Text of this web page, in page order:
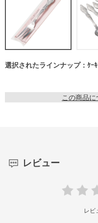
選択されたラインナップ：ｹｰｷ
この商品
レビュー
レビ